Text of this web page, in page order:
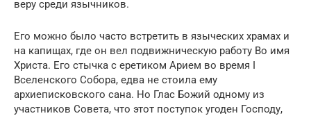
веру среди язычников.
Его можно было часто встретить в языческих храмах и
на капищах, где он вел подвижническую работу Во имя
Христа. Его стычка с еретиком Арием во время I
Вселенского Собора, едва не стоила ему
архиеписковского сана. Но Глас Божий одному из
участников Совета, что этот поступок угоден Господу,